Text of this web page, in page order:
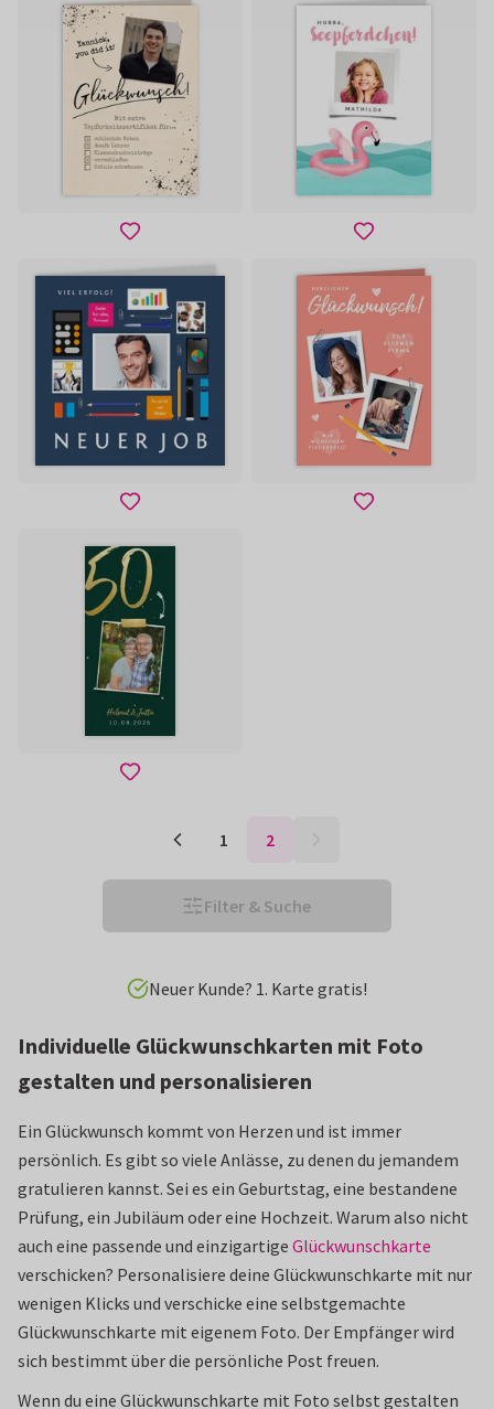
1 2
Filter & Suche
Neuer Kunde? 1. Karte gratis!
Individuelle Glückwunschkarten mit Foto
gestalten und personalisieren
Ein Glückwunsch kommt von Herzen und ist immer
persönlich. Es gibt so viele Anlässe, zu denen du jemandem
gratulieren kannst. Sei es ein Geburtstag, eine bestandene
Prüfung, ein Jubiläum oder eine Hochzeit. Warum also nicht
auch eine passende und einzigartige Glückwunschkarte
verschicken? Personalisiere deine Glückwunschkarte mit nur
wenigen Klicks und verschicke eine selbstgemachte
Glückwunschkarte mit eigenem Foto. Der Empfänger wird
sich bestimmt über die persönliche Post freuen.
Wenn du eine Glückwunschkarte mit Foto selbst gestalten